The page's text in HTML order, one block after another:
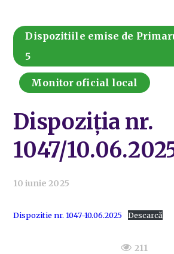
Dispozitiile emise de
5
Monitor oficial local
Dispoziția nr.
1047/
10 iunie 2025
Dispozitie nr. 1047-10.06.2025 Descarcă
211